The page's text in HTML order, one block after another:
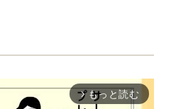
arrow_forward_ios もっと読む